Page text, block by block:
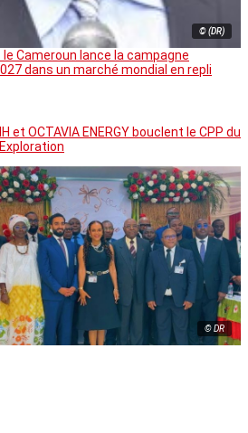
© (DR)
le Cameroun lance la campagne
dans un marché mondial en repli
et OCTAVIA ENERGY bouclent le CPP du
© DR